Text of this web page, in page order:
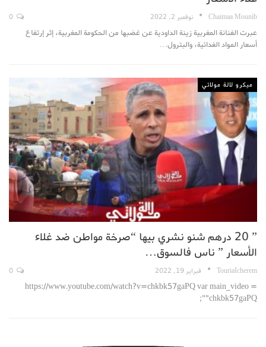
Chaimaa Mounib نوفمبر 2, 2022
عبرت الفنانة المغربية زينة الداودية عن غضبها من الحكومة المغربية، إثر إرتفاع
أسعار المواد الغدائية، والبترول…
ميكرو لالة مولاتي
” 20 درهم شنو نشري بيها “صرخة مواطن ضد غلاء
الأسعار ” ناس فالسوق…
TouriaIcherem فبراير 19, 2022
https://www.youtube.com/watch?v=chkbk57gaPQ var main_video =
"chkbk57gaPQ";